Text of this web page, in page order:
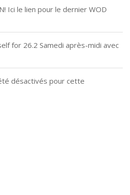
Ici le lien pour le dernier WOD
for 26.2 Samedi après-midi avec
désactivés pour cette